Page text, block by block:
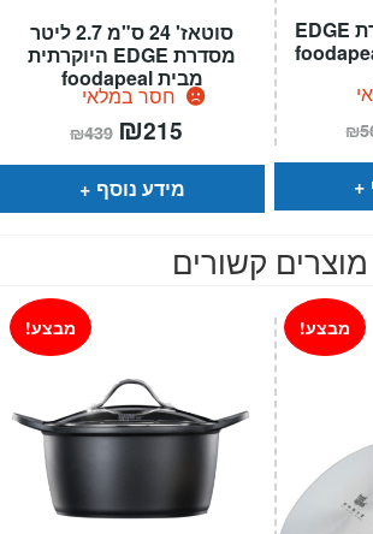
סוטאז' 24 ס"מ 2.7 ליטר
מסדרת EDGE היוקרתית
מבית foodapeal
חסר במלאי
₪439 המחיר
המקורי
היה:
₪439.
₪215
הוא:
מידע נוסף
סיר 24 ס"מ מסדרת EDGE
₪
מוצרים קשורים
מבצע! מבצע!